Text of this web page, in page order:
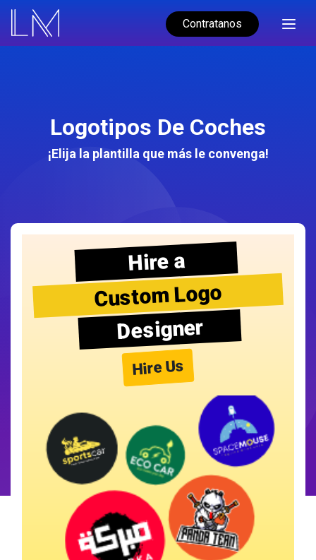
Contratanos
Logotipos De Coches
¡Elija la plantilla que más le convenga!
Hire a
Custom Logo
Designer
Hire Us